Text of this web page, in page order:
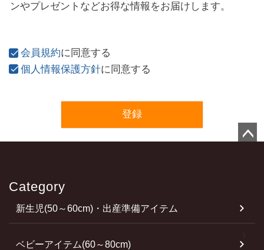
ンやプレゼントなどお得な情報をお届けします。
会員規約に同意する
個人情報保護方針に同意する
登録
ッ
プ
へ
Category
新生児(50～60cm)・出産準備アイテム
ベビーアイテム(60～80cm)